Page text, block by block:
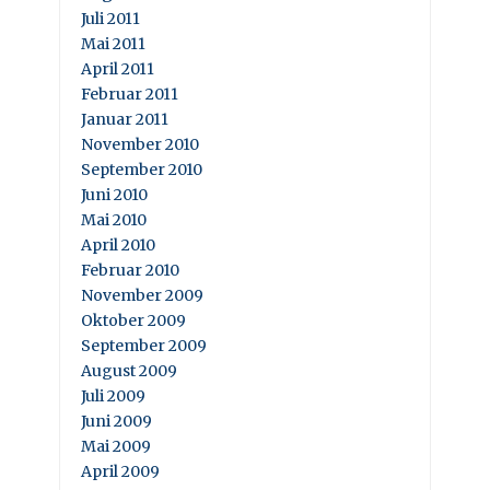
Juli 2011
Mai 2011
April 2011
Februar 2011
Januar 2011
November 2010
September 2010
Juni 2010
Mai 2010
April 2010
Februar 2010
November 2009
Oktober 2009
September 2009
August 2009
Juli 2009
Juni 2009
Mai 2009
April 2009